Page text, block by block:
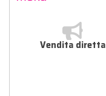
Vendita diretta